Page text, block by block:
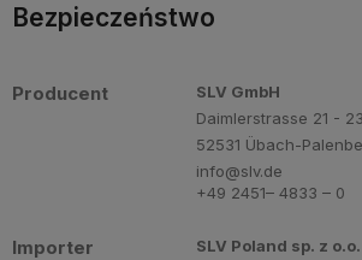
Bezpieczeństwo
Producent
SLV GmbH
Daimlerstrasse 21 - 23
52531 Übach-
info@slv.de
+49 2451– 4833 – 0
Importer
SLV Poland sp. z o.o.